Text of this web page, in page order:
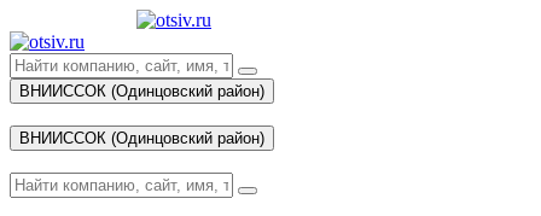
ВНИИССОК (Одинцовский район)
ВНИИССОК (Одинцовский район)